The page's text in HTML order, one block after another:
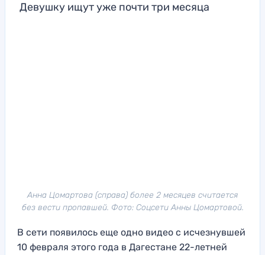
Девушку ищут уже почти три месяца
Анна Цомартова (справа) более 2 месяцев считается
без вести пропавшей. Фото: Соцсети Анны Цомартовой.
В сети появилось еще одно видео с исчезнувшей
10 февраля этого года в Дагестане 22-летней